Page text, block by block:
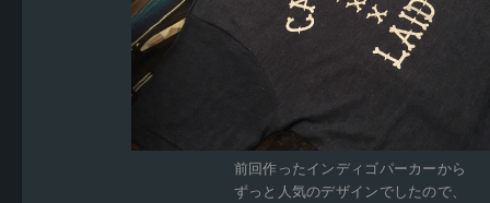
前回作ったインディゴパーカーから
ずっと人気のデザインでしたので、